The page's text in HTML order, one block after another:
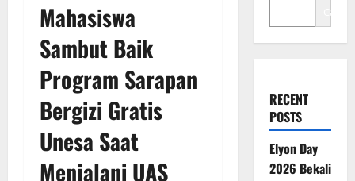
Mahasiswa
Sambut Baik
Program Sarapan
Bergizi Gratis
Unesa Saat
Menjalani UAS
Cari
RECENT
POSTS
Elyon Day
2026 Bekali